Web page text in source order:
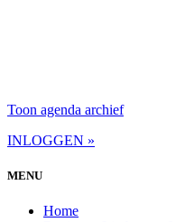
Toon agenda archief
INLOGGEN »
MENU
Home